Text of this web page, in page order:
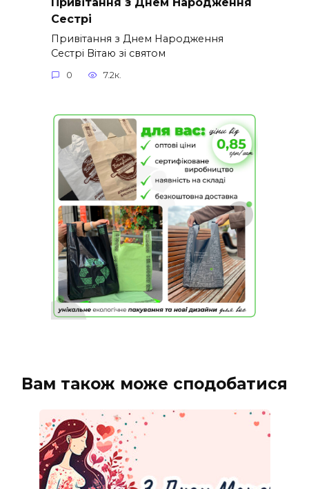
Сестрі
Привітання з Днем Народження
Сестрі Вітаю зі святом
0 7.2к.
Вам також може сподобатися